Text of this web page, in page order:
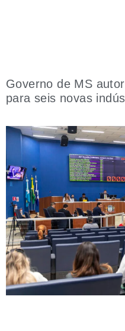
Governo de MS
para seis novas